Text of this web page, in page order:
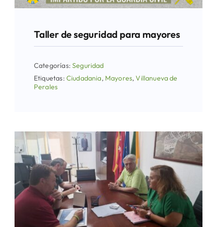
Taller de seguridad para mayores
Categorías:Seguridad
Etiquetas: Ciudadania, Mayores,Villanueva de
Perales